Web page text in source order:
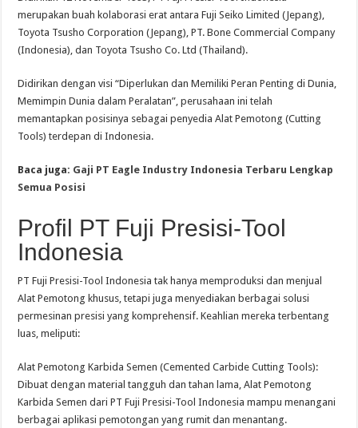
merupakan buah kolaborasi erat antara Fuji Seiko Limited (Jepang),
Toyota Tsusho Corporation (Jepang), PT. Bone Commercial Company
(Indonesia), dan Toyota Tsusho Co. Ltd (Thailand).
Didirikan dengan visi “Diperlukan dan Memiliki Peran Penting di Dunia,
Memimpin Dunia dalam Peralatan”, perusahaan ini telah
memantapkan posisinya sebagai penyedia Alat Pemotong (Cutting
Tools) terdepan di Indonesia.
Baca juga: Gaji PT Eagle Industry Indonesia Terbaru Lengkap
Semua Posisi
Profil PT Fuji Presisi-Tool
Indonesia
PT Fuji Presisi-Tool Indonesia tak hanya memproduksi dan menjual
Alat Pemotong khusus, tetapi juga menyediakan berbagai solusi
permesinan presisi yang komprehensif. Keahlian mereka terbentang
luas, meliputi:
Alat Pemotong Karbida Semen (Cemented Carbide Cutting Tools):
Dibuat dengan material tangguh dan tahan lama, Alat Pemotong
Karbida Semen dari PT Fuji Presisi-Tool Indonesia mampu menangani
berbagai aplikasi pemotongan yang rumit dan menantang.